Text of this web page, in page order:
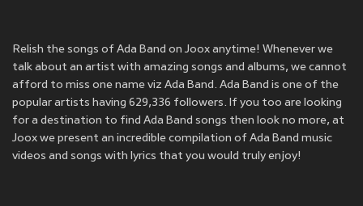
Relish the songs of Ada Band on Joox anytime! Whenever we
talk about an artist with amazing songs and albums, we cannot
afford to miss one name viz Ada Band. Ada Band is one of the
popular artists having 629,336 followers. If you too are looking
for a destination to find Ada Band songs then look no more, at
Joox we present an incredible compilation of Ada Band music
videos and songs with lyrics that you would truly enjoy!